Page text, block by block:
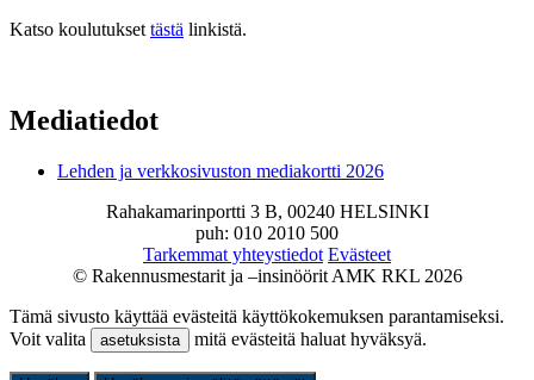
Katso koulutukset tästä linkistä.
Mediatiedot
Lehden ja verkkosivuston mediakortti 2026
Rahakamarinportti 3 B, 00240 HELSINKI
puh: 010 2010 500
Tarkemmat yhteystiedot Evästeet
© Rakennusmestarit ja –insinöörit AMK RKL 2026
Tämä sivusto käyttää evästeitä käyttökokemuksen parantamiseksi.
Voit valita
asetuksista mitä evästeitä haluat hyväksyä.